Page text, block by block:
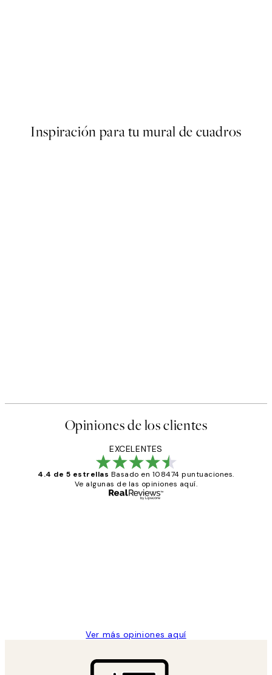
Inspiración para tu mural de cuadros
Opiniones de los clientes
EXCELENTES
4.4 de 5 estrellas Basado en 108474 puntuaciones.
Ve algunas de las opiniones aquí.
Ver más opiniones aquí